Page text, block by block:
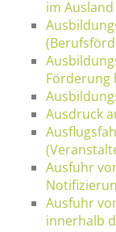
im
Förderung
Ausdruck
Ausfuhr
Ausfuhr
innerhalb